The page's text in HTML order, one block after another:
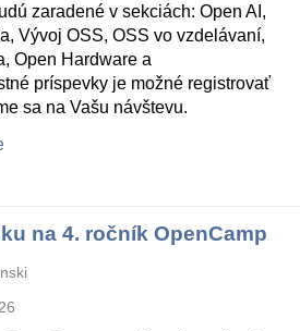
zaradené v sekciách: Open AI,
Vývoj OSS, OSS vo vzdelávaní,
Open Hardware a
príspevky je možné registrovať
sa na Vašu návštevu.
na 4. ročník OpenCamp